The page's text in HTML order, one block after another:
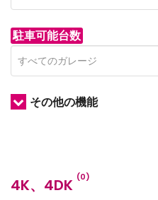
駐車可能台数
その他の機能
4K、4DK (0)
top-